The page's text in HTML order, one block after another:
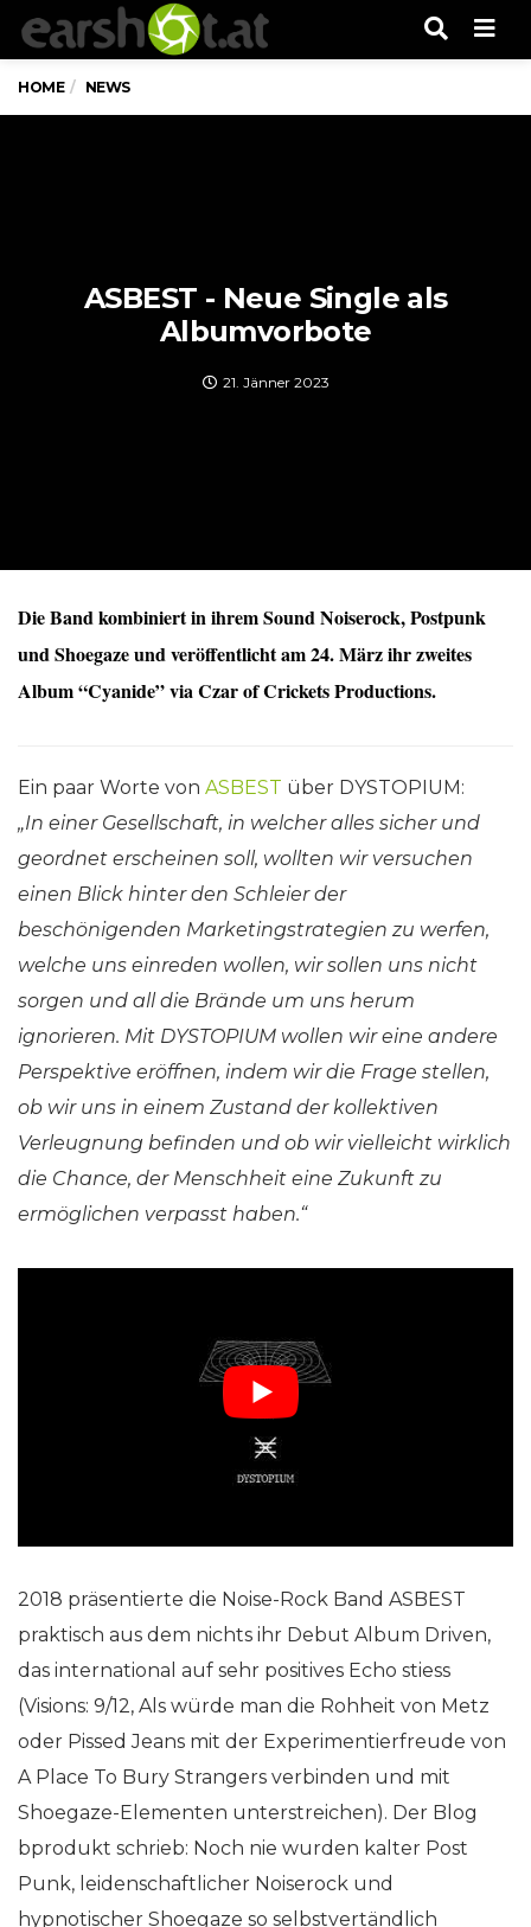
HOME NEWS
ASBEST - Neue Single als
Albumvorbote
21. Jänner 2023
Die Band kombiniert in ihrem Sound Noiserock, Postpunk
und Shoegaze und veröffentlicht am 24. März ihr zweites
Album “Cyanide” via Czar of Crickets Productions.
Ein paar Worte von ASBEST über DYSTOPIUM:
„In einer Gesellschaft, in welcher alles sicher und
geordnet erscheinen soll, wollten wir versuchen
einen Blick hinter den Schleier der
beschönigenden Marketingstrategien zu werfen,
welche uns einreden wollen, wir sollen uns nicht
sorgen und all die Brände um uns herum
ignorieren. Mit DYSTOPIUM wollen wir eine andere
Perspektive eröffnen, indem wir die Frage stellen,
ob wir uns in einem Zustand der kollektiven
Verleugnung befinden und ob wir vielleicht wirklich
die Chance, der Menschheit eine Zukunft zu
ermöglichen verpasst haben.“
2018 präsentierte die Noise-Rock Band ASBEST
praktisch aus dem nichts ihr Debut Album Driven,
das international auf sehr positives Echo stiess
(Visions: 9/12, Als würde man die Rohheit von Metz
oder Pissed Jeans mit der Experimentierfreude von
A Place To Bury Strangers verbinden und mit
Shoegaze-Elementen unterstreichen). Der Blog
bprodukt schrieb: Noch nie wurden kalter Post
Punk, leidenschaftlicher Noiserock und
hypnotischer Shoegaze so selbstvertändlich